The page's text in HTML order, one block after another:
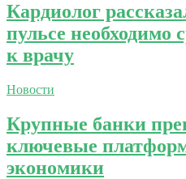
Кардиолог
пульсе необходимо
к врачу
Новости
Крупные банки
ключевые
экономики